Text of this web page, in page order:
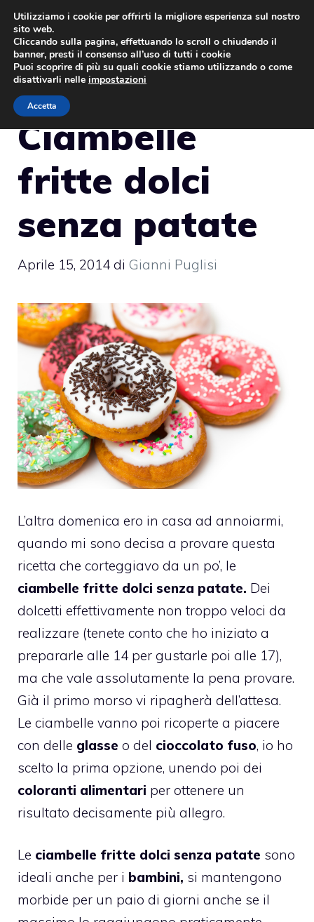
Vai
contenuto
Ciambelle
fritte dolci
senza patate
Aprile 15, 2014 di Gianni Puglisi
L’altra domenica ero in casa ad annoiarmi,
quando mi sono decisa a provare questa
ricetta che corteggiavo da un po’, le
ciambelle fritte dolci senza patate. Dei
dolcetti effettivamente non troppo veloci da
realizzare (tenete conto che ho iniziato a
prepararle alle 14 per gustarle poi alle 17),
ma che vale assolutamente la pena provare.
Già il primo morso vi ripagherà dell’attesa.
Le ciambelle vanno poi ricoperte a piacere
con delle glasse o del cioccolato fuso, io ho
scelto la prima opzione, unendo poi dei
coloranti alimentari per ottenere un
risultato decisamente più allegro.
Le ciambelle fritte dolci senza patate sono
ideali anche per i bambini, si mantengono
morbide per un paio di giorni anche se il
Utilizziamo i cookie per offrirti la migliore esperienza sul nostro
sito web.
Cliccando sulla pagina, effettuando lo scroll o chiudendo il
banner, presti il consenso all’uso di tutti i cookie
Puoi scoprire di più su quali cookie stiamo utilizzando o come
disattivarli nelle impostazioni
Accetta